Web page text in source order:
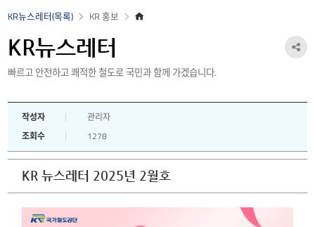
기
KR 홍보
KR뉴스레터(목록)
KR뉴스레터
빠르고 안전하고 쾌적한 철도로 국민과 함께 가겠습니다.
공
작성자
관리자
조회수
1278
KR 뉴스레터 2025년 2월호